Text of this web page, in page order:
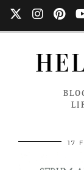
17